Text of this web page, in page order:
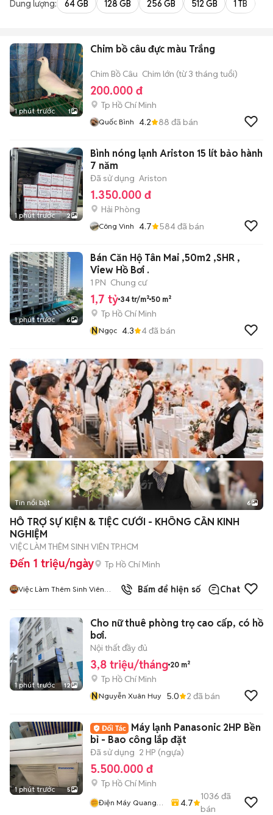
Dung lượng: 64 GB 128 GB 256 GB 512 GB 1 TB
1 phút trước 1
Chim bồ câu đực màu Trắng
Chim Bồ Câu Chim lớn (từ 3 tháng tuổi)
200.000 đ
Tp Hồ Chí Minh
Quốc Bình 4.2 88 đã bán
1 phút trước 2
Bình nóng lạnh Ariston 15 lít bảo hành
7 năm
Đã sử dụng Ariston
1.350.000 đ
Hải Phòng
Công Vinh 4.7 584đã bán
1 phút trước 6
Bán Căn Hộ Tân Mai ,50m2 ,SHR ,
View Hồ Bơi .
1 PN Chung cư
1,7 tỷ 34 tr/m² 50 m²
Tp Hồ Chí Minh
NNgọc 4.3 4đã bán
+2
Tin nổi bật 6
HỖ TRỢ SỰ KIỆN & TIỆC CƯỚI - KHÔNG CẦN KINH
NGHIỆM
VIỆC LÀM THÊM SINH VIÊN TP.HCM
Đến 1 triệu/ngày Tp Hồ Chí Minh
Việc Làm Thêm Sinh Viên
5đã bán
Bấm để hiện số Chat
1 phút trước 12
Cho nữ thuê phòng trọ cao cấp, có hồ
bơi.
Nội thất đầy đủ
3,8 triệu/tháng 20 m²
Tp Hồ Chí Minh
NNguyễn Xuân Huy 5.0 2 đã bán
1 phút trước 5
Máy lạnh Panasonic 2HP Bền
bỉ - Bao công lắp đặt
Đã sử dụng 2 HP (ngựa)
5.500.000 đ
Tp Hồ Chí Minh
Điện Máy Quang
4.7
1036 đã
bán